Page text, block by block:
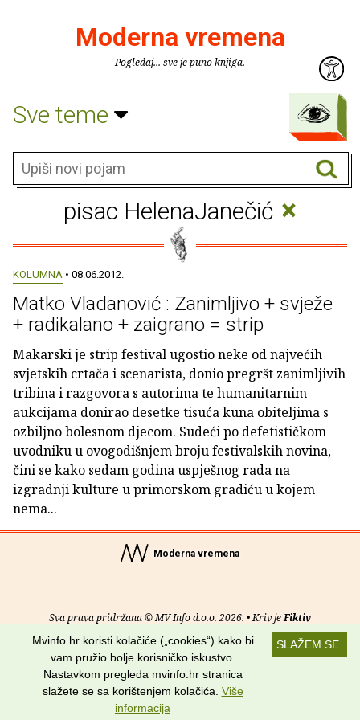
Moderna vremena
Pogledaj... sve je puno knjiga.
Sve teme
pisac HelenaJanečić ×
KOLUMNA • 08.06.2012.
Matko Vladanović : Zanimljivo + svježe
+ radikalano + zaigrano = strip
Makarski je strip festival ugostio neke od najvećih
svjetskih crtača i scenarista, donio pregršt zanimljivih
tribina i razgovora s autorima te humanitarnim
aukcijama donirao desetke tisuća kuna obiteljima s
ozbiljno bolesnom djecom. Sudeći po defetističkom
uvodniku u ovogodišnjem broju festivalskih novina,
čini se kako sedam godina uspješnog rada na
izgradnji kulture u primorskom gradiću u kojem
nema...
Moderna vremena
Sva prava pridržana © MV Info d.o.o. 2026. • Kriv jeFiktiv
Uvjeti korištenja RSS kanali
Potraži nas na:
SLAŽEM SE
Mvinfo.hr koristi kolačiće („cookies“) kako bi
vam pružio bolje korisničko iskustvo.
Nastavkom pregleda mvinfo.hr stranica
slažete se sa korištenjem kolačića. Više
informacija